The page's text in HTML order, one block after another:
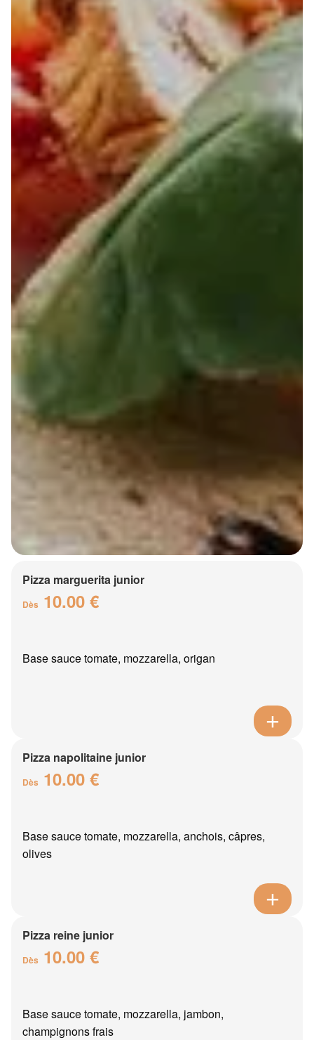
Pizza marguerita junior
Dès 10.00 €
Base sauce tomate, mozzarella, origan
Pizza napolitaine junior
Dès 10.00 €
Base sauce tomate, mozzarella, anchois, câpres,
olives
Pizza reine junior
Dès 10.00 €
Base sauce tomate, mozzarella, jambon,
champignons frais